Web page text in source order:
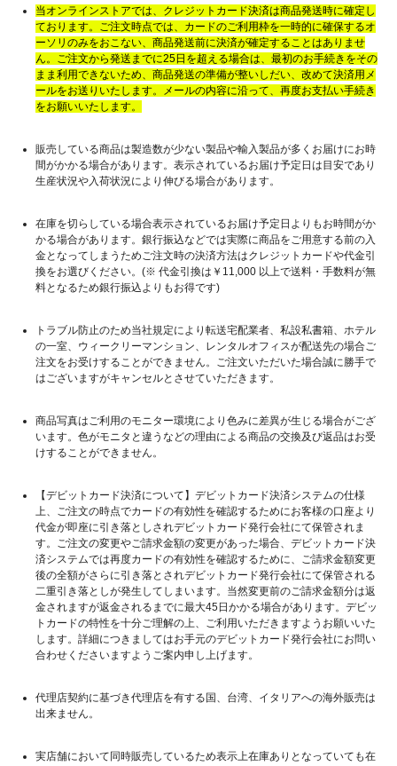
当オンラインストアでは、クレジットカード決済は商品発送時に確定し
ております。ご注文時点では、カードのご利用枠を一時的に確保するオ
ーソリのみをおこない、商品発送前に決済が確定することはありませ
ん。ご注文から発送までに25日を超える場合は、最初のお手続きをその
まま利用できないため、商品発送の準備が整いしだい、改めて決済用メ
ールをお送りいたします。メールの内容に沿って、再度お支払い手続き
をお願いいたします。
販売している商品は製造数が少ない製品や輸入製品が多くお届けにお時
間がかかる場合があります。表示されているお届け予定日は目安であり
生産状況や入荷状況により伸びる場合があります。
在庫を切らしている場合表示されているお届け予定日よりもお時間がか
かる場合があります。銀行振込などでは実際に商品をご用意する前の入
金となってしまうためご注文時の決済方法はクレジットカードや代金引
換をお選びください。(※ 代金引換は￥11,000 以上で送料・手数料が無
料となるため銀行振込よりもお得です)
トラブル防止のため当社規定により転送宅配業者、私設私書箱、ホテル
の一室、ウィークリーマンション、レンタルオフィスが配送先の場合ご
注文をお受けすることができません。ご注文いただいた場合誠に勝手で
はございますがキャンセルとさせていただきます。
商品写真はご利用のモニター環境により色みに差異が生じる場合がござ
います。色がモニタと違うなどの理由による商品の交換及び返品はお受
けすることができません。
【デビットカード決済について】デビットカード決済システムの仕様
上、ご注文の時点でカードの有効性を確認するためにお客様の口座より
代金が即座に引き落としされデビットカード発行会社にて保管されま
す。ご注文の変更やご請求金額の変更があった場合、デビットカード決
済システムでは再度カードの有効性を確認するために、ご請求金額変更
後の全額がさらに引き落とされデビットカード発行会社にて保管される
二重引き落としが発生してしまいます。当然変更前のご請求金額分は返
金されますが返金されるまでに最大45日かかる場合があります。デビッ
トカードの特性を十分ご理解の上、ご利用いただきますようお願いいた
します。詳細につきましてはお手元のデビットカード発行会社にお問い
合わせくださいますようご案内申し上げます。
代理店契約に基づき代理店を有する国、台湾、イタリアへの海外販売は
出来ません。
実店舗において同時販売しているため表示上在庫ありとなっていても在